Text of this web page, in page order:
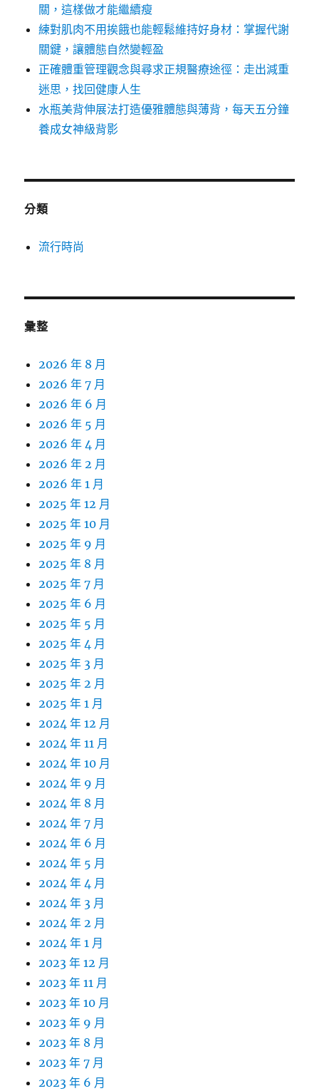
關，這樣做才能繼續瘦
練對肌肉不用挨餓也能輕鬆維持好身材：掌握代謝
關鍵，讓體態自然變輕盈
正確體重管理觀念與尋求正規醫療途徑：走出減重
迷思，找回健康人生
水瓶美背伸展法打造優雅體態與薄背，每天五分鐘
養成女神級背影
分類
流行時尚
彙整
2026 年 8 月
2026 年 7 月
2026 年 6 月
2026 年 5 月
2026 年 4 月
2026 年 2 月
2026 年 1 月
2025 年 12 月
2025 年 10 月
2025 年 9 月
2025 年 8 月
2025 年 7 月
2025 年 6 月
2025 年 5 月
2025 年 4 月
2025 年 3 月
2025 年 2 月
2025 年 1 月
2024 年 12 月
2024 年 11 月
2024 年 10 月
2024 年 9 月
2024 年 8 月
2024 年 7 月
2024 年 6 月
2024 年 5 月
2024 年 4 月
2024 年 3 月
2024 年 2 月
2024 年 1 月
2023 年 12 月
2023 年 11 月
2023 年 10 月
2023 年 9 月
2023 年 8 月
2023 年 7 月
2023 年 6 月